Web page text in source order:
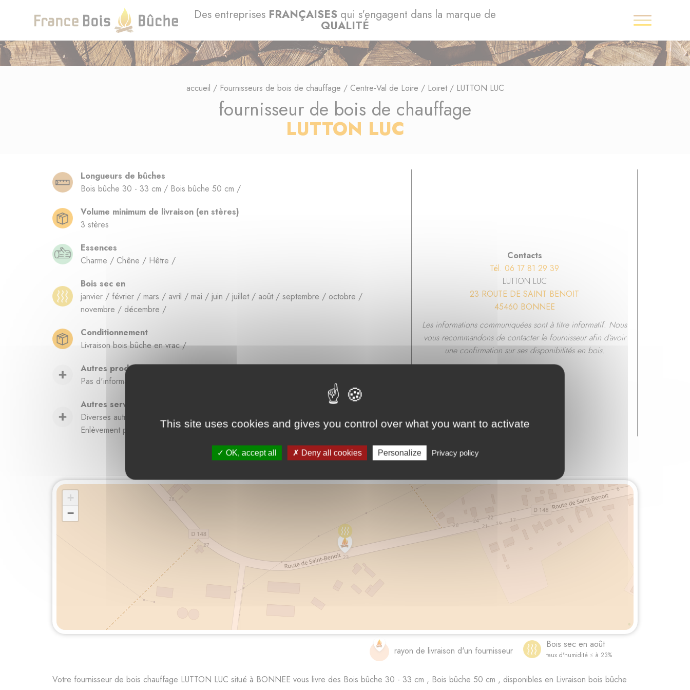
Des entreprises FRANÇAISES qui s'engagent dans la marque de
QUALITÉ
accueil / Fournisseurs de bois de chauffage / Centre-Val de Loire / Loiret/ LUTTON LUC
fournisseur de bois de chauffage
LUTTON LUC
Longueurs de bûches
Bois bûche 30 - 33 cm / Bois bûche 50 cm /
Volume minimum de livraison (en stères)
3 stères
Essences
Charme / Chêne / Hêtre /
Bois sec en
janvier / février / mars / avril / mai / juin / juillet / août / septembre / octobre /
novembre / décembre /
Conditionnement
Livraison bois bûche en vrac /
Autres produits
Pas d'informations disponibles pour le moment
Autres services
Diverses autres essences disponibles selon arrivage Livraison en caisse palette
Enlèvement possible à l'unité
Contacts
Tél. 06 17 81 29 39
LUTTON LUC
23 ROUTE DE SAINT BENOIT
45460 BONNEE
Les informations communiquées sont à titre informatif. Nous
vous recommandons de contacter le fournisseur afin d’avoir
une confirmation sur ses disponibilités en bois.
+
−
rayon de livraison d'un fournisseur
Bois sec en août
taux d'humidité ≤ à 23%
Votre fournisseur de bois chauffage LUTTON LUC situé à BONNEE vous livre des Bois bûche 30 - 33 cm , Bois bûche 50 cm , disponibles en Livraison bois bûche
This site uses cookies and gives you control over what you want to activate
OK, accept all Deny all cookies Personalize Privacy policy